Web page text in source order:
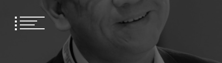
content